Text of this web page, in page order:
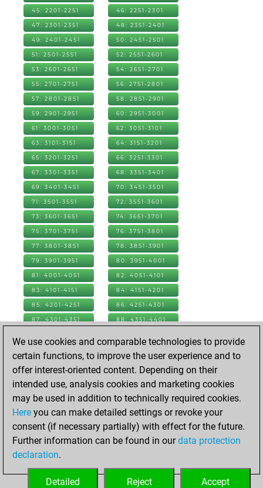
45: 2201-2251 46: 2251-2301
47: 2301-2351 48: 2351-2401
49: 2401-2451 50: 2451-2501
51: 2501-2551 52: 2551-2601
53: 2601-2651 54: 2651-2701
55: 2701-2751 56: 2751-2801
57: 2801-2851 58: 2851-2901
59: 2901-2951 60: 2951-3001
61: 3001-3051 62: 3051-3101
63: 3101-3151 64: 3151-3201
65: 3201-3251 66: 3251-3301
67: 3301-3351 68: 3351-3401
69: 3401-3451 70: 3451-3501
71: 3501-3551 72: 3551-3601
73: 3601-3651 74: 3651-3701
75: 3701-3751 76: 3751-3801
77: 3801-3851 78: 3851-3901
79: 3901-3951 80: 3951-4001
81: 4001-4051 82: 4051-4101
83: 4101-4151 84: 4151-4201
85: 4201-4251 86: 4251-4301
87: 4301-4351 88: 4351-4401
92: 4551-4601
97: 4801-4851 98: 4851-4901
100: 4951-5001
101: 5001-5051 102: 5051-5101
103: 5101-5151 104: 5151-5201
105: 5201-5251
107: 5301-5351 108: 5351-5360
We use cookies and comparable technologies to provide
certain functions, to improve the user experience and to
offer interest-oriented content. Depending on their
intended use, analysis cookies and marketing cookies
may be used in addition to technically required cookies.
Here you can make detailed settings or revoke your
consent (if necessary partially) with effect for the future.
Further information can be found in ourdata protection
declaration.
Accept
Reject
Detailed